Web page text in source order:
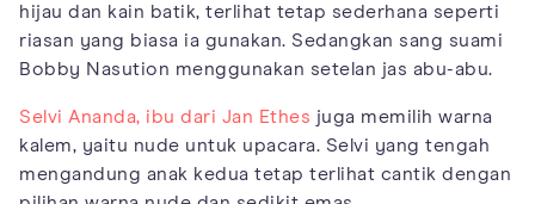
hijau dan kain batik, terlihat tetap sederhana seperti
riasan yang biasa ia gunakan. Sedangkan sang suami
Bobby Nasution menggunakan setelan jas abu-abu.
Selvi Ananda, ibu dari Jan Ethes juga memilih warna
kalem, yaitu nude untuk upacara. Selvi yang tengah
mengandung anak kedua tetap terlihat cantik dengan